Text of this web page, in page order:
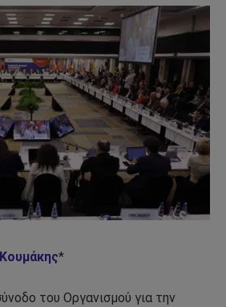
*
του Οργανισμού για την